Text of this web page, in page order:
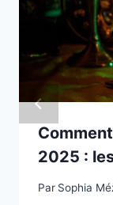
2025 :
Par Sophia